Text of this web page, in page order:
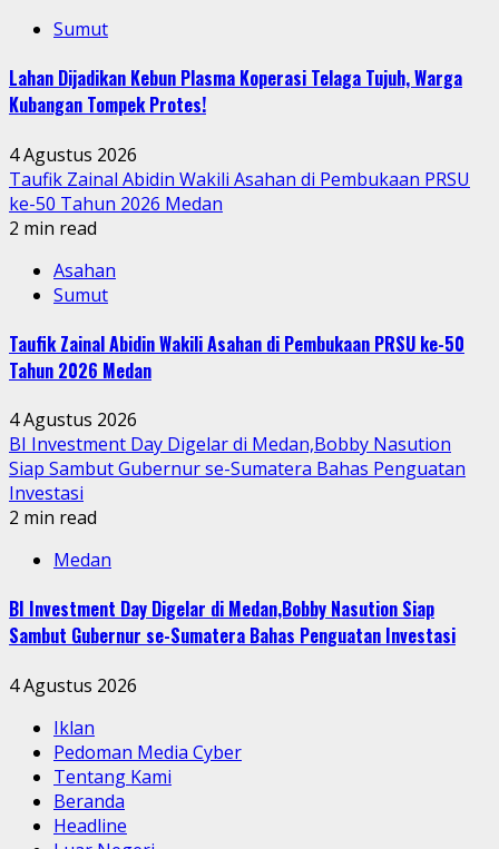
Sumut
Lahan Dijadikan Kebun Plasma Koperasi Telaga Tujuh, Warga
Kubangan Tompek Protes!
4 Agustus 2026
Taufik Zainal Abidin Wakili Asahan di Pembukaan PRSU
ke-50 Tahun 2026 Medan
2 min read
Asahan
Sumut
Taufik Zainal Abidin Wakili Asahan di Pembukaan PRSU ke-50
Tahun 2026 Medan
4 Agustus 2026
BI Investment Day Digelar di Medan,Bobby Nasution
Siap Sambut Gubernur se-Sumatera Bahas Penguatan
Investasi
2 min read
Medan
BI Investment Day Digelar di Medan,Bobby Nasution Siap
Sambut Gubernur se-Sumatera Bahas Penguatan Investasi
4 Agustus 2026
Iklan
Pedoman Media Cyber
Tentang Kami
Beranda
Headline